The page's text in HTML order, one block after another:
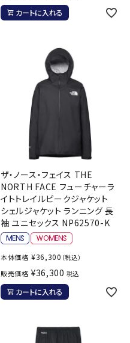
カートに入れる
ザ・ノース・フェイス THE
NORTH FACE フューチャーラ
イトトレイルピークジャケット
シェルジャケット ランニング 長
袖 ユニセックス NP62570-K
本体価格 ¥36,300 （税込）
販売価格 ¥36,300 税込
カートに入れる